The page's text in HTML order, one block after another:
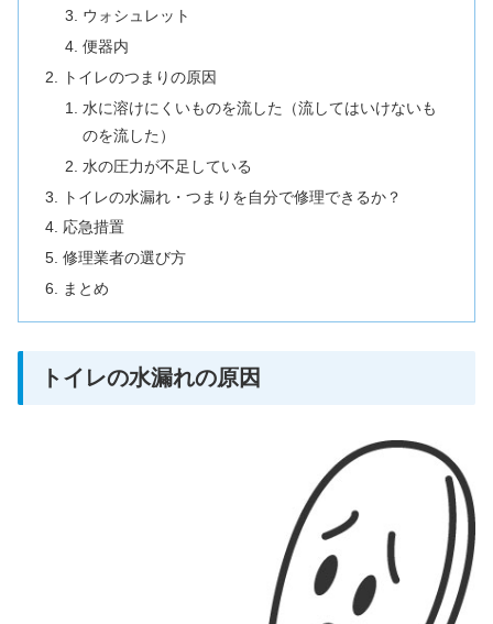
ウォシュレット
便器内
トイレのつまりの原因
水に溶けにくいものを流した（流してはいけないも
のを流した）
水の圧力が不足している
トイレの水漏れ・つまりを自分で修理できるか？
応急措置
修理業者の選び方
まとめ
トイレの水漏れの原因